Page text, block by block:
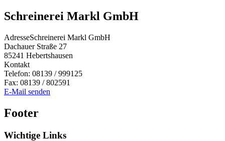
Schreinerei Markl GmbH
AdresseSchreinerei Markl GmbH
Dachauer Straße 27
85241 Hebertshausen
Kontakt
Telefon: 08139 / 999125
Fax: 08139 / 802591
E-Mail senden
Footer
Wichtige Links